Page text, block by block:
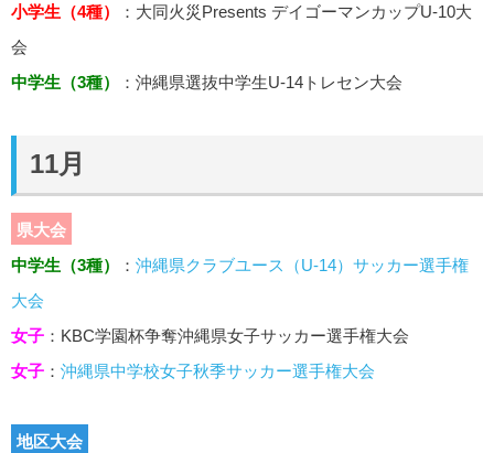
小学生（4種）
：大同火災Presents デイゴーマンカップU-10大
会
中学生（3種）
：沖縄県選抜中学生U-14トレセン大会
11月
県大会
中学生（3種）
： 沖縄県クラブユース（U-14）サッカー選手権
大会
女子 ：KBC学園杯争奪沖縄県女子サッカー選手権大会
女子 ： 沖縄県中学校女子秋季サッカー選手権大会
地区大会